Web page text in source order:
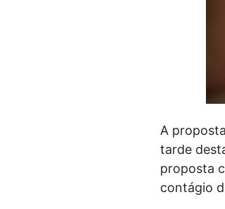
A
tarde
proposta
contágio